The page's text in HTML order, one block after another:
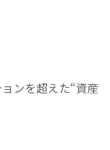
ンを超えた“資産